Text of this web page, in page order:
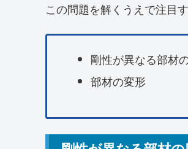
この問題を解くうえで注目
剛性が異なる部材
部材の変形